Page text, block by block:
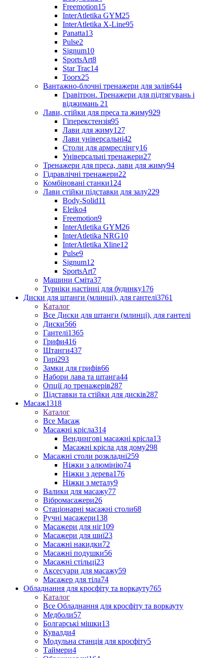
Freemotion15
InterAtletika GYM25
InterAtletika X-Line95
Panatta13
Pulse2
Signum10
SportsArt8
Star Trac14
Toorx25
Вантажно-блочні тренажери для залів644
Гравітрон. Тренажери для підтягувань і
віджимань 21
Лави, стійки для преса та жиму929
Гіперекстензія95
Лави для жиму127
Лави універсальні42
Столи для армреслінгу16
Універсальні тренажери27
Тренажери для преса, лави для жиму94
Гідравлічні тренажери22
Комбіновані станки124
Лави стійки підставки для залу229
Body-Solid11
Eleiko4
Freemotion9
InterAtletika GYM26
InterAtletika NRG10
InterAtletika Xline12
Pulse9
Signum12
SportsArt7
Машини Сміта37
Турніки настінні для будинку176
Диски для штанги (млинці), для гантелі3761
Каталог
Все Диски для штанги (млинці), для гантелі
Диски566
Гантелі1365
Грифи416
Штанги437
Гирі293
Замки для грифів66
Набори лава та штанга44
Опції до тренажерів287
Підставки та стійки для дисків287
Масаж1318
Каталог
Все Масаж
Масажні крісла314
Вендингові масажні крісла13
Масажні крісла для дому298
Масажні столи розкладні259
Ніжки з алюмінію74
Ніжки з дерева176
Ніжки з металу9
Валики для масажу77
Вібромасажери26
Стаціонарні масажні столи68
Ручні масажери138
Масажери для ніг109
Масажери для шиї23
Масажні накидки72
Масажні подушки56
Масажні стільці23
Аксесуари для масажу59
Масажер для тіла74
Обладнання для кросфіту та воркауту765
Каталог
Все Обладнання для кросфіту та воркауту
Медболи57
Болгарські мішки13
Кувалди4
Модульна станція для кросфіту5
Таймери4